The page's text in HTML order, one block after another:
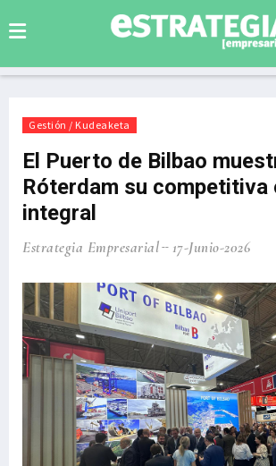
Gestión / Kudeaketa
El Puerto de Bilbao
Róterdam su
integral
Estrategia Empresarial 17-Junio-2026